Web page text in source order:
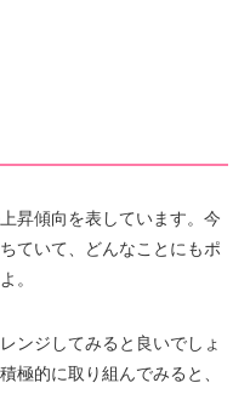
昇傾向を表しています。今
ていて、どんなことにもポ
。
ンジしてみると良いでしょ
極的に取り組んでみると、